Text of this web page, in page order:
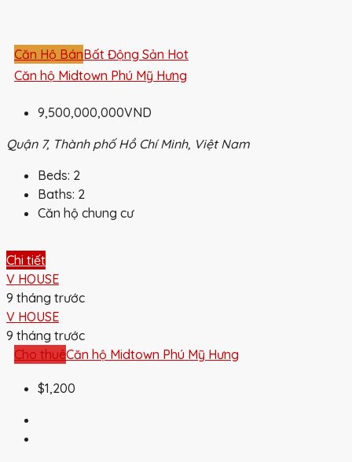
Căn Hộ BánBất Động Sản Hot
Căn hộ Midtown Phú Mỹ Hưng
9,500,000,000VND
Quận 7, Thành phố Hồ Chí Minh, Việt Nam
Beds: 2
Baths: 2
Căn hộ chung cư
Chi tiết
V HOUSE
9 tháng trước
V HOUSE
9 tháng trước
Cho thuêCăn hộ Midtown Phú Mỹ Hưng
$1,200